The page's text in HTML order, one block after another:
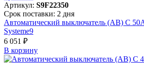
Артикул: S9F22350
Срок поставки: 2 дня
Автоматический выключатель (АВ) C
Systeme9
6 051 ₽
В корзинy